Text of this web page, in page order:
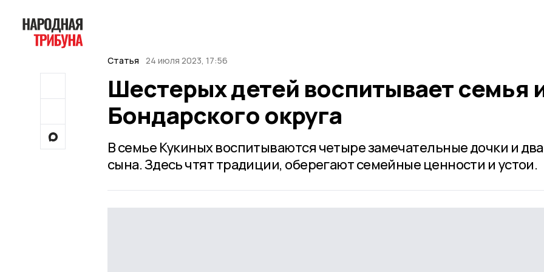
Статья 24 июля 2023, 17:56
Шестерых детей воспитывает семья
Бондарского округа
В семье Кукиных воспитываются четыре замечательные дочки и два
сына. Здесь чтят традиции, оберегают семейные ценности и устои.